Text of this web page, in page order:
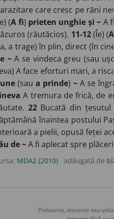
care cresc pe răni
) (A fi) prieten unghie și ~ A
(răutăcios). 11-12(Îe) (A
a trage) în plin, direct (în
~A se vindeca greu (sau
A face eforturi mari, a
(sau a prinde) ~A se
A tremura de frică, de
22Bucată din țesutul
înaintea postului
a pielii, opusă feței
de ~A fi aplecat spre
MDA2 (2010) adăugată de
Preluarea, stocarea sau